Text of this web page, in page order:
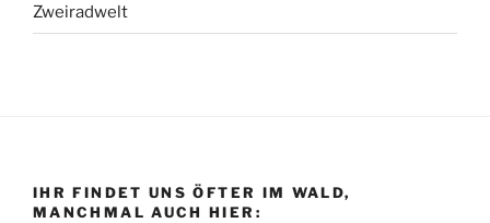
Zweiradwelt
IHR FINDET UNS ÖFTER IM WALD,
MANCHMAL AUCH HIER: